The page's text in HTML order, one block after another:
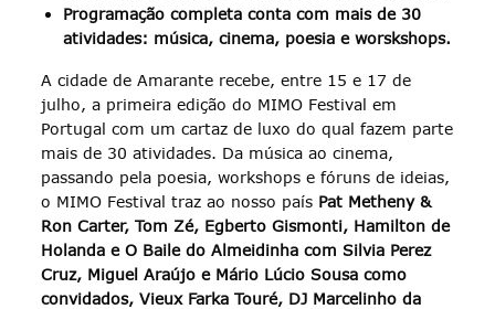
Programação completa conta com mais de 30
atividades: música, cinema, poesiae worskshops.
A cidade de Amarante recebe, entre 15 e 17 de
julho, a primeira edição do MIMO Festival em
Portugal com um cartaz de luxo do qual fazem parte
mais de 30 atividades. Da música ao cinema,
passando pela poesia, workshops e fóruns de ideias,
o MIMO Festival traz ao nosso país Pat Metheny &
Ron Carter, Tom Zé, Egberto Gismonti, Hamilton de
Holanda e O Baile do Almeidinha com Silvia Perez
Cruz, Miguel Araújo e Mário Lúcio Sousa como
convidados, Vieux Farka Touré, DJ Marcelinho da